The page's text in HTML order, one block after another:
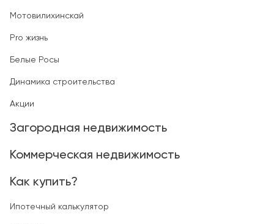
Мотовилихинскай
Pro жизнь
Белые Росы
Динамика строительства
Акции
Загородная недвижимость
Коммерческая недвижимость
Как купить?
Ипотечный калькулятор